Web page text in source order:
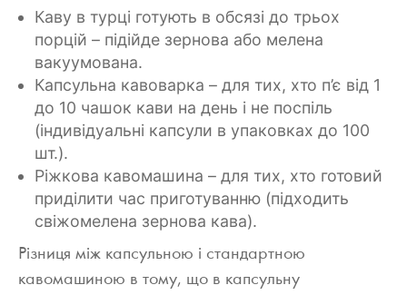
Каву в турці готують в обсязі до трьох
порцій – підійде зернова або мелена
вакуумована.
Капсульна кавоварка – для тих, хто п’є від 1
до 10 чашок кави на день і не поспіль
(індивідуальні капсули в упаковках до 100
шт.).
Ріжкова кавомашина – для тих, хто готовий
приділити час приготуванню (підходить
свіжомелена зернова кава).
Різниця між капсульною і стандартною
кавомашиною в тому, що в капсульну